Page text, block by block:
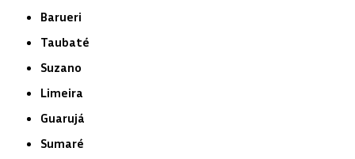
Barueri
Taubaté
Suzano
Limeira
Guarujá
Sumaré